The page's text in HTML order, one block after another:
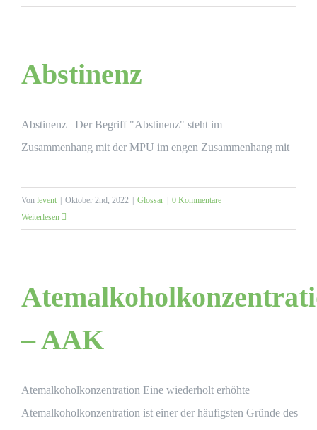
Abstinenz
Abstinenz Der Begriff "Abstinenz" steht im
Zusammenhang mit der MPU im engen Zusammenhang mit
Von levent Oktober 2nd, 2022 Glossar
0 Kommentare
Weiterlesen
– AAK
Atemalkoholkonzentration Eine wiederholt erhöhte
Atemalkoholkonzentration ist einer der häufigsten Gründe des